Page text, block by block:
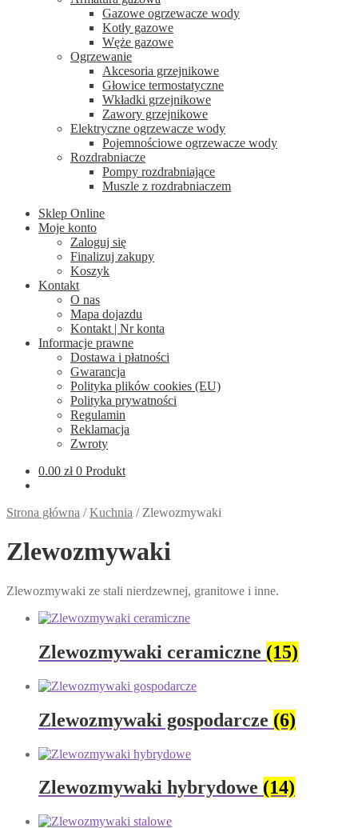
Gazowe ogrzewacze wody
Kotły gazowe
Węże gazowe
Ogrzewanie
Akcesoria grzejnikowe
Głowice termostatyczne
Wkładki grzejnikowe
Zawory grzejnikowe
Elektryczne ogrzewacze wody
Pojemnościowe ogrzewacze wody
Rozdrabniacze
Pompy rozdrabniające
Muszle z rozdrabniaczem
Sklep Online
Moje konto
Zaloguj się
Finalizuj zakupy
Koszyk
Kontakt
O nas
Mapa dojazdu
Kontakt | Nr konta
Informacje prawne
Dostawa i płatności
Gwarancja
Polityka plików cookies (EU)
Polityka prywatności
Regulamin
Reklamacja
Zwroty
0.00 zł 0 Produkt
Strona główna /Kuchnia / Zlewozmywaki
Zlewozmywaki
Zlewozmywaki ze stali nierdzewnej, granitowe i inne.
Zlewozmywaki ceramiczne (15)
Zlewozmywaki gospodarcze (6)
Zlewozmywaki hybrydowe (14)